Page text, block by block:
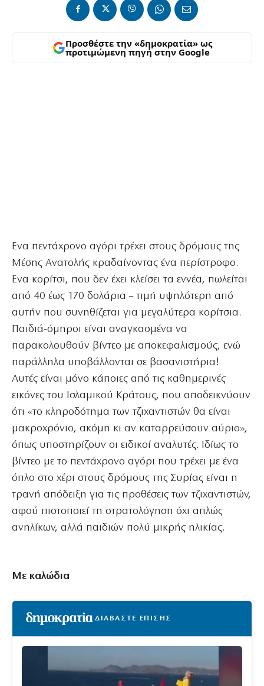
Προσθέστε την «δημοκρατία» ως
προτιμώμενη πηγή στην Google
Ενα πεντάχρονο αγόρι τρέχει στους δρόμους της
Μέσης Ανατολής κραδαίνοντας ένα περίστροφο.
Ενα κορίτσι, που δεν έχει κλείσει τα εννέα, πωλείται
από 40 έως 170 δολάρια – τιμή υψηλότερη από
αυτήν που συνηθίζεται για μεγαλύτερα κορίτσια.
Παιδιά-όμηροι είναι αναγκασμένα να
παρακολουθούν βίντεο με αποκεφαλισμούς, ενώ
παράλληλα υποβάλλονται σε βασανιστήρια!
Αυτές είναι μόνο κάποιες από τις καθημερινές
εικόνες του Ισλαμικού Κράτους, που αποδεικνύουν
ότι «το κληροδότημα των τζιχαντιστών θα είναι
μακροχρόνιο, ακόμη κι αν καταρρεύσουν αύριο»,
όπως υποστηρίζουν οι ειδικοί αναλυτές. Ιδίως το
βίντεο με το πεντάχρονο αγόρι που τρέχει με ένα
όπλο στο χέρι στους δρόμους της Συρίας είναι η
τρανή απόδειξη για τις προθέσεις των τζιχαντιστών,
αφού πιστοποιεί τη στρατολόγηση όχι απλώς
ανηλίκων, αλλά παιδιών πολύ μικρής ηλικίας.
Με καλώδια
ΔΙΑΒΑΣΤΕ ΕΠΙΣΗΣ